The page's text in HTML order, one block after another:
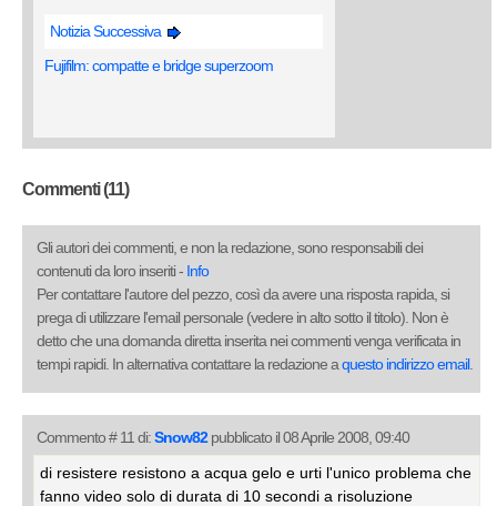
Notizia Successiva
Fujifilm: compatte e bridge superzoom
Commenti (11)
Gli autori dei commenti, e non la redazione, sono responsabili dei
contenuti da loro inseriti - Info
Per contattare l'autore del pezzo, così da avere una risposta rapida, si
prega di utilizzare l'email personale (vedere in alto sotto il titolo). Non è
detto che una domanda diretta inserita nei commenti venga verificata in
tempi rapidi. In alternativa contattare la redazione aquesto indirizzo email.
Commento # 11 di:Snow82pubblicato il 08 Aprile 2008, 09:40
di resistere resistono a acqua gelo e urti l'unico problema che
fanno video solo di durata di 10 secondi a risoluzione